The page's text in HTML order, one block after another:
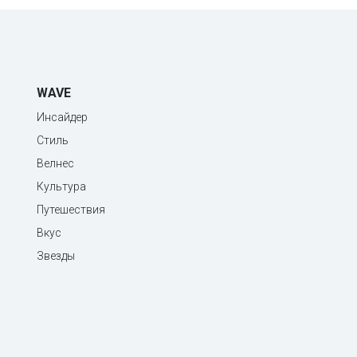
WAVE
Инсайдер
Стиль
Велнес
Культура
Путешествия
Вкус
Звезды